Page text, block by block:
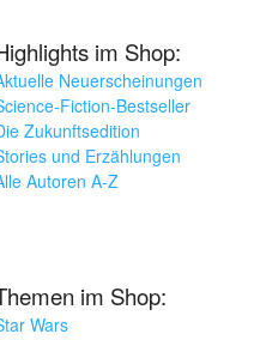
im Shop:
Neuerscheinungen
Fiction-Bestseller
Zukunftsedition
und Erzählungen
Autoren A-Z
im Shop:
Wars